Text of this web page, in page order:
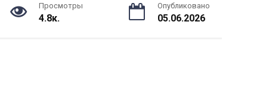
Просмотры
4.8к.
Опубликовано
05.06.2026